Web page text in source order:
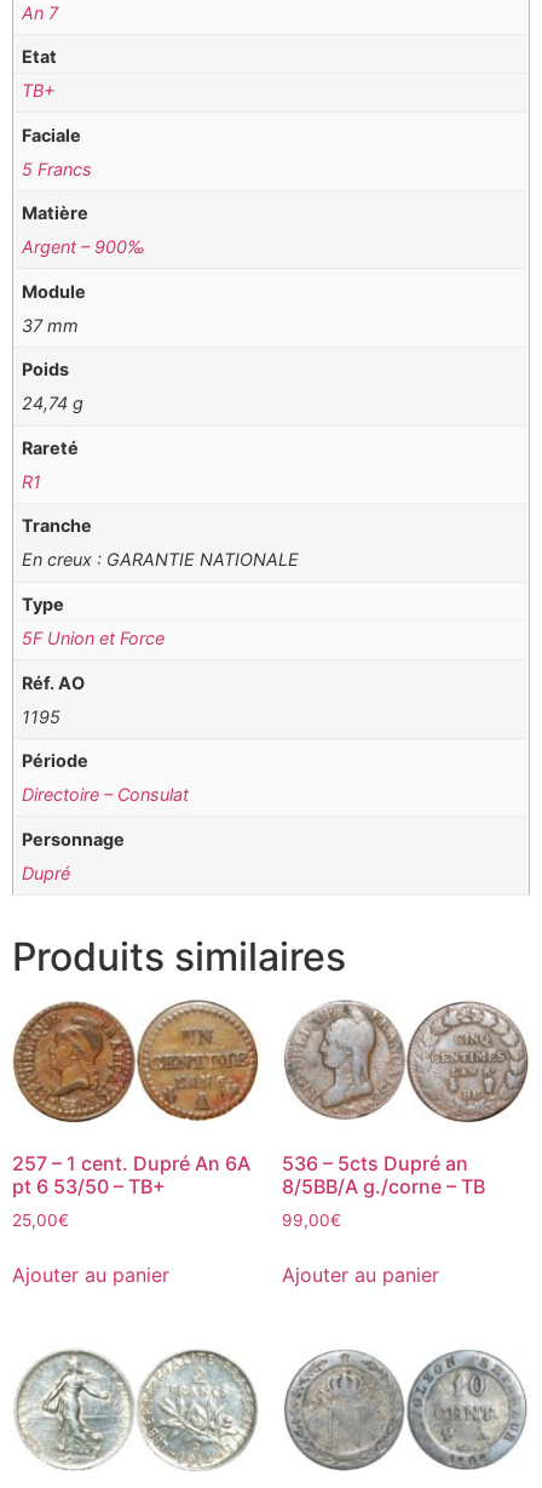
An 7
Etat
TB+
Faciale
5 Francs
Matière
Argent – 900‰
Module
37 mm
Poids
24,74 g
Rareté
R1
Tranche
En creux : GARANTIE NATIONALE
Type
5F Union et Force
Réf. AO
1195
Période
Directoire – Consulat
Personnage
Dupré
Produits similaires
257 – 1 cent. Dupré An 6A
pt 6 53/50 – TB+
25,00€
Ajouter au panier
536 – 5cts Dupré an
8/5BB/A g./corne – TB
99,00€
Ajouter au panier